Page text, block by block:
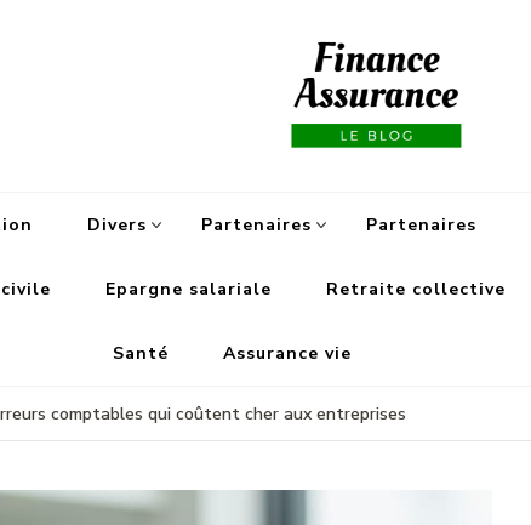
Divers Partenaires Partenaires
Epargne salariale Retraite collective
Santé Assurance vie
comptables qui coûtent cher aux entreprises